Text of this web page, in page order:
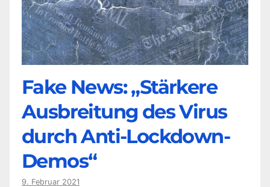
Fake News: „Stärkere
Ausbreitung des Virus
durch Anti-Lockdown-
Demos“
9. Februar 2021